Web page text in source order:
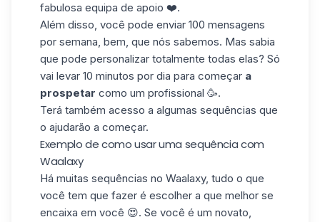
fabulosa equipa de apoio ❤️.
Além disso, você pode enviar 100 mensagens
por semana, bem, que nós sabemos. Mas sabia
que pode personalizar totalmente todas elas? Só
vai levar 10 minutos por dia para começar a
prospetar como um profissional 🥳.
Terá também acesso a algumas sequências que
o ajudarão a começar.
Exemplo de como usar uma sequência com
Waalaxy
Há muitas sequências no Waalaxy, tudo o que
você tem que fazer é escolher a que melhor se
encaixa em você 😍. Se você é um novato,